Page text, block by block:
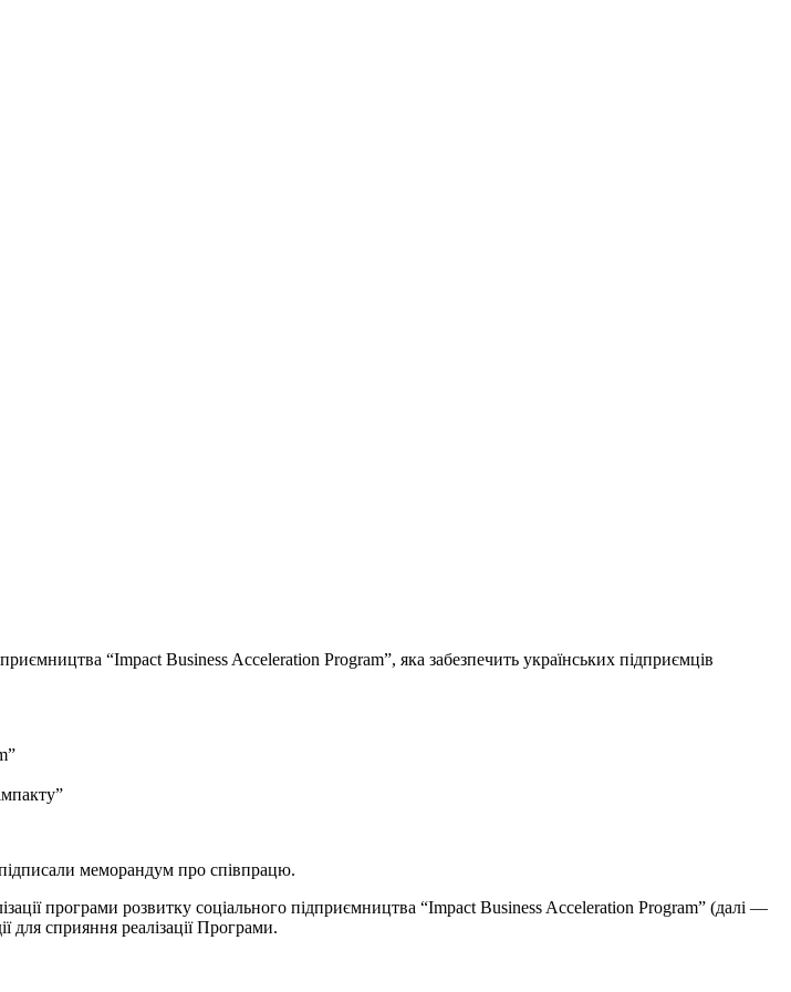
“Impact Business Acceleration Program”, яка забезпечить українських підприємців
меморандум про співпрацю.
програми розвитку соціального підприємництва “Impact Business Acceleration Program” (далі —
сприяння реалізації Програми.